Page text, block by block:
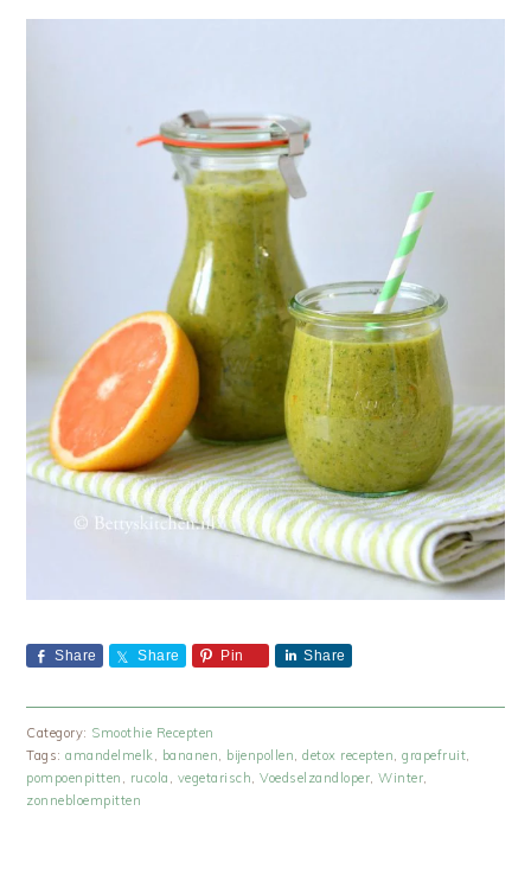
Share Share Pin Share
Category: Smoothie Recepten
Tags:amandelmelk, bananen, bijenpollen,detox recepten,grapefruit,
pompoenpitten , rucola , vegetarisch,Voedselzandloper,Winter,
zonnebloempitten